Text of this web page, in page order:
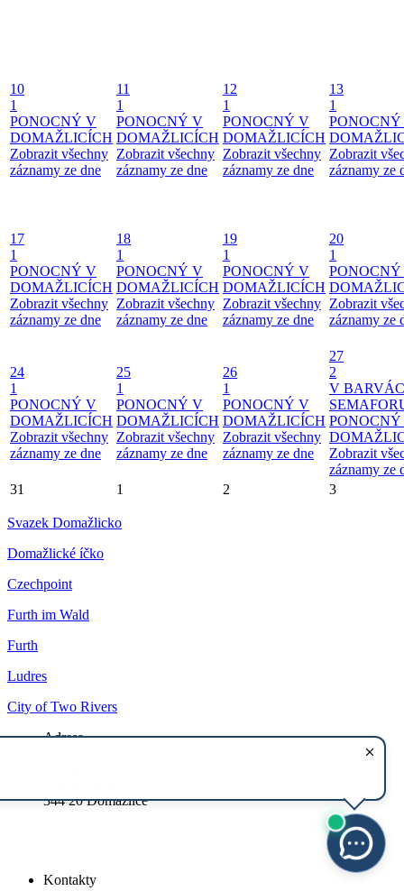
10
1
PONOCNÝ V
DOMAŽLICÍCH
Zobrazit všechny
záznamy ze dne
11
1
PONOCNÝ V
DOMAŽLICÍCH
Zobrazit všechny
záznamy ze dne
12
1
PONOCNÝ V
DOMAŽLICÍCH
Zobrazit všechny
záznamy ze dne
13
1
Zobrazit
záznamy ze
17
1
PONOCNÝ V
DOMAŽLICÍCH
Zobrazit všechny
záznamy ze dne
18
1
PONOCNÝ V
DOMAŽLICÍCH
Zobrazit všechny
záznamy ze dne
19
1
PONOCNÝ V
DOMAŽLICÍCH
Zobrazit všechny
záznamy ze dne
20
1
Zobrazit
záznamy ze
24
1
PONOCNÝ V
DOMAŽLICÍCH
Zobrazit všechny
záznamy ze dne
25
1
PONOCNÝ V
DOMAŽLICÍCH
Zobrazit všechny
záznamy ze dne
26
1
PONOCNÝ V
DOMAŽLICÍCH
Zobrazit všechny
záznamy ze dne
27
2
V
Zobrazit
záznamy ze
31
1 2 3
Svazek Domažlicko
Domažlické íčko
Czechpoint
Furth im Wald
Furth
Ludres
City of Two Rivers
Adresa
344 20 Domažlice
Kontakty